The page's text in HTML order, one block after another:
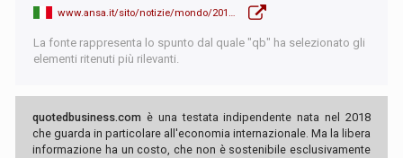
La fonte rappresenta lo spunto dal quale "qb" ha selezionato gli
elementi ritenuti più rilevanti.
quotedbusiness.com è una testata indipendente nata nel 2018
che guarda in particolare all'economia internazionale. Ma la libera
informazione ha un costo, che non è sostenibile esclusivamente